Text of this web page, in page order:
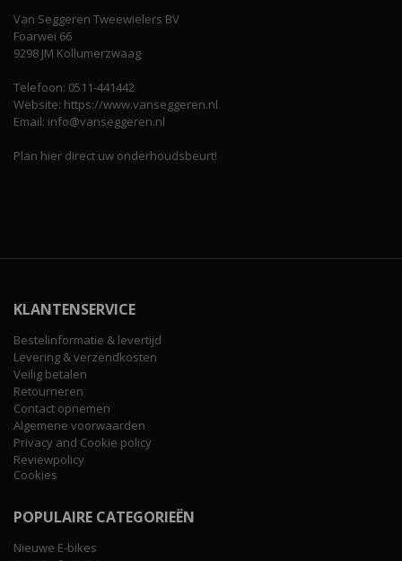
Van Seggeren Tweewielers BV
Foarwei 66
9298 JM Kollumerzwaag
Telefoon: 0511-441442
Website: https://www.vanseggeren.nl
Email: info@vanseggeren.nl
Plan hier direct uw onderhoudsbeurt!
KLANTENSERVICE
Bestelinformatie & levertijd
Levering & verzendkosten
Veilig betalen
Retourneren
Contact opnemen
Algemene voorwaarden
Privacy and Cookie policy
Reviewpolicy
Cookies
POPULAIRE CATEGORIEËN
Nieuwe E-bikes